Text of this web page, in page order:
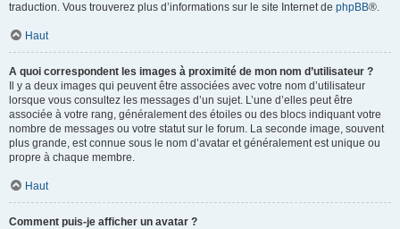
traduction. Vous trouverez plus d’informations sur le site Internet de phpBB®.
Haut
A quoi correspondent les images à proximité de mon nom d’utilisateur ?
Il y a deux images qui peuvent être associées avec votre nom d’utilisateur
lorsque vous consultez les messages d’un sujet. L’une d’elles peut être
associée à votre rang, généralement des étoiles ou des blocs indiquant votre
nombre de messages ou votre statut sur le forum. La seconde image, souvent
plus grande, est connue sous le nom d’avatar et généralement est unique ou
propre à chaque membre.
Haut
Comment puis-je afficher un avatar ?